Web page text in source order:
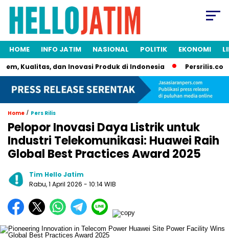
HOME INFO JATIM NASIONAL POLITIK EKONOMI
Kualitas, dan Inovasi Produk di Indonesia Persrilis.com
Home / Pers Rilis
Pelopor Inovasi Daya Listrik untuk
Industri Telekomunikasi: Huawei Raih
Global Best Practices Award 2025
Tim Hello Jatim
Rabu, 1 April 2026 - 10:14 WIB